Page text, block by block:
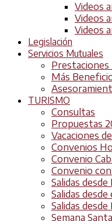
Videos
Videos
Videos
Legislación
Servicios Mutuales
Más
TURISMO
Consultas
Propuestas
Vacaciones
Convenios
Convenio
Convenio
Salidas
Salidas
Salidas
Semana